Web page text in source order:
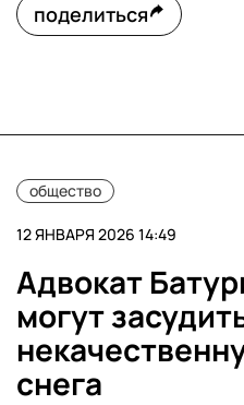
поделиться
общество
12 ЯНВАРЯ 2026 14:49
Адвокат
могут
снега